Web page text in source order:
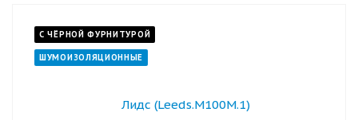
С ЧЁРНОЙ ФУРНИТУРОЙ
ШУМОИЗОЛЯЦИОННЫЕ